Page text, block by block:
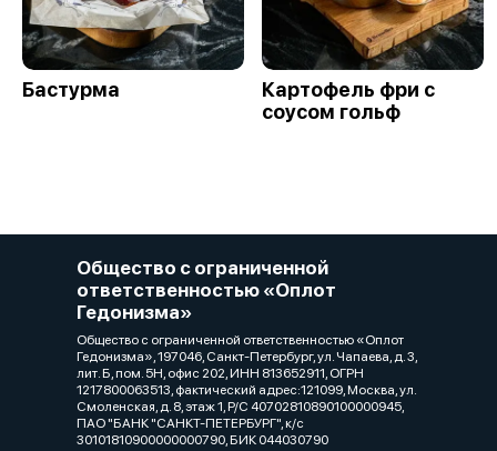
Бастурма
Картофель фри с
соусом гольф
Общество с ограниченной
ответственностью «Оплот
Гедонизма»
Общество с ограниченной ответственностью «Оплот
Гедонизма», 197046, Санкт-Петербург, ул. Чапаева, д. 3,
лит. Б, пом. 5Н, офис 202, ИНН 813652911, ОГРН
1217800063513, фактический адрес:121099, Москва, ул.
Смоленская, д. 8, этаж 1, Р/C 40702810890100000945,
ПАО "БАНК "САНКТ-ПЕТЕРБУРГ", к/с
30101810900000000790, БИК 044030790